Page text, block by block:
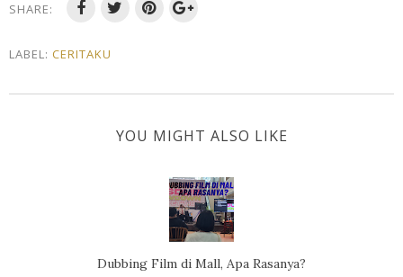
SHARE:
LABEL: CERITAKU
YOU MIGHT ALSO LIKE
Dubbing Film di Mall, Apa Rasanya?